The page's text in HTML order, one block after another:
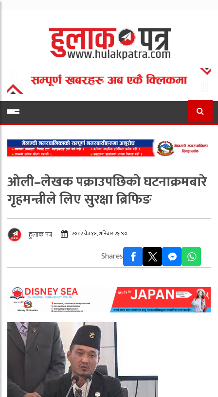
ओली–लेखक पक्राउपछिको घटनाक्रमबारे
गृहमन्त्रीले लिए सुरक्षा ब्रिफिङ
हुलाक पत्र २०८२ चैत्र १४, शनिबार २१:४०
Shares